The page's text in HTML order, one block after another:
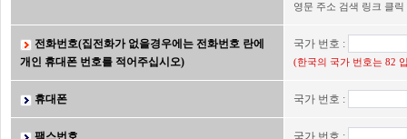
영문 주소 검색 링크 클릭
전화번호(집전화가 없을경우에는 전화번호 란에
개인 휴대폰 번호를 적어주십시오)
국가 번호 :
(한국의 국가 번호는 82
휴대폰 국가 번호 :
팩스번호 국가 번호 :